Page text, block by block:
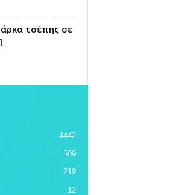
τσέπης σε
4442
509
219
12